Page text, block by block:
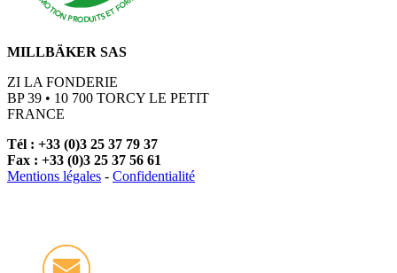
MILLBÄKER SAS
ZI LA FONDERIE
BP 39 • 10 700 TORCY LE PETIT
FRANCE
Tél : +33 (0)3 25 37 79 37
Fax : +33 (0)3 25 37 56 61
Mentions légales - Confidentialité